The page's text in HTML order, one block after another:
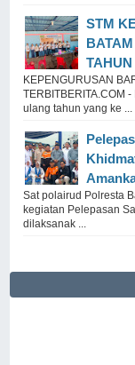
STM
TAHUN
KEPENGURUSAN
TERBITBERITA.COM
ulang tahun yang ke ...
Sat polairud Polresta
kegiatan Pelepasan
dilaksanak ...